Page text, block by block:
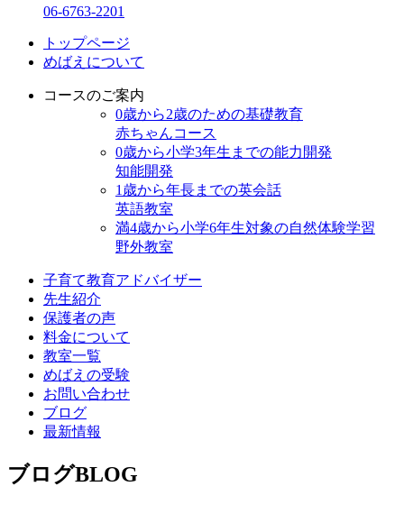
06-6763-2201
トップページ
めばえについて
コースのご案内
0歳から2歳のための基礎教育
赤ちゃんコース
0歳から小学3年生までの能力開発
知能開発
1歳から年⻑までの英会話
英語教室
満4歳から小学6年生対象の自然体験学習
野外教室
子育て教育アドバイザー
先生紹介
保護者の声
料金について
教室一覧
めばえの受験
お問い合わせ
ブログ
最新情報
ブログBLOG